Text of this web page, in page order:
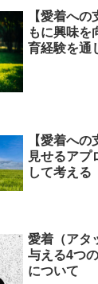
【愛着へ
もに興味を
育経験を通
【愛着へ
見せるアプ
して考える
愛着（アタ
与える4つ
について